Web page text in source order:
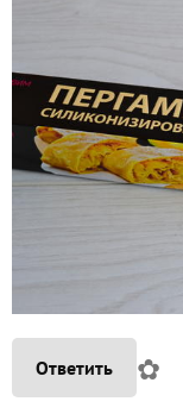
Ответить ✿